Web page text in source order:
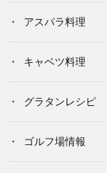
アスパラ料理
キャベツ料理
グラタンレシピ
ゴルフ場情報